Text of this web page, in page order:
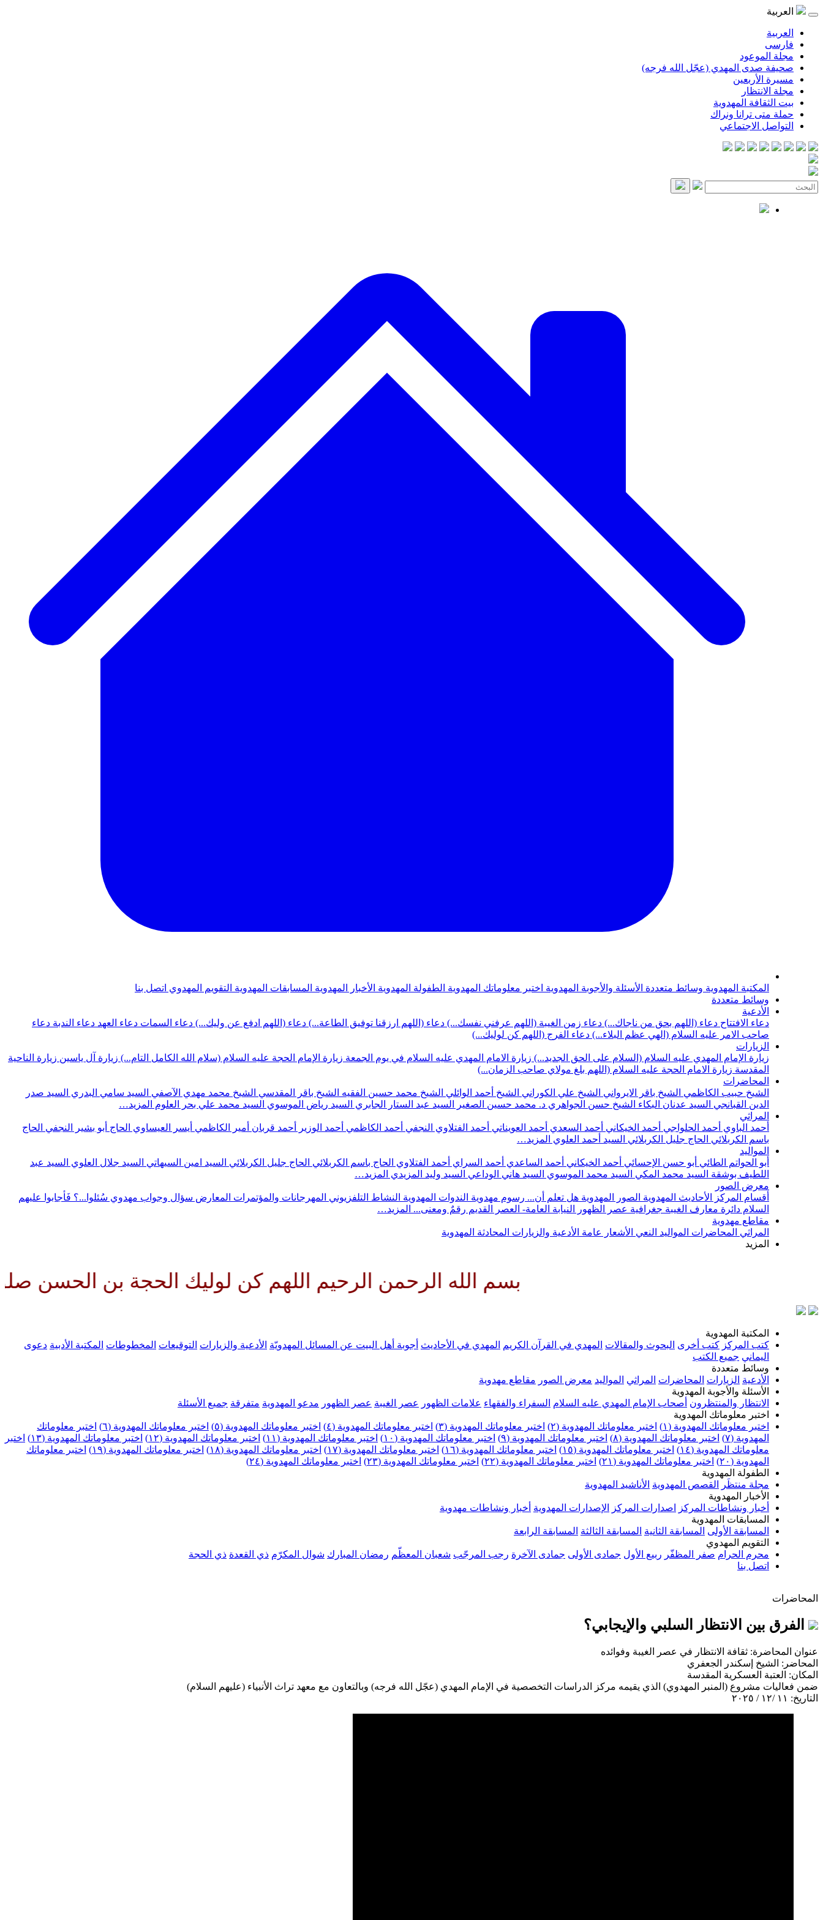
العربية
العربية
فارسی
مجلة الموعود
صحيفة صدى المهدي (عجّل الله فرجه)
مسيرة الأربعين
مجلة الانتظار
بيت الثقافة المهدوية
حملة متى ترانا ونراك
التواصل الاجتماعي
المكتبة المهدوية وسائط متعددة الأسئلة والأجوبة المهدوية اختبر معلوماتك المهدوية الطفولة المهدوية الأخبار المهدوية المسابقات المهدوية التقويم المهدوي اتصل بنا
وسائط متعددة
الأدعية
دعاء الافتتاح دعاء (اللهم بحق من ناجاك...) دعاء زمن الغيبة (اللهم عرفني نفسك...) دعاء (اللهم ارزقنا توفيق الطاعة...) دعاء (اللهم ادفع عن وليك...) دعاء السمات دعاء العهد دعاء الندبة دعاء
صاحب الامر عليه السلام (الهي عظم البلاء...) دعاء الفرج (اللهم كن لوليك...)
الزيارات
زيارة الإمام المهدي عليه السلام (السلام على الحق الجديد...) زيارة الامام المهدي عليه السلام في يوم الجمعة زيارة الإمام الحجة عليه السلام (سلام الله الكامل التام...) زيارة آل ياسين زيارة الناحية
المقدسة زيارة الامام الحجة عليه السلام (اللهم بلغ مولاي صاحب الزمان...)
المحاضرات
الشيخ حبيب الكاظمي الشيخ باقر الايرواني الشيخ علي الكوراني الشيخ أحمد الوائلي الشيخ محمد حسين الفقيه الشيخ باقر المقدسي الشيخ محمد مهدي الآصفي السيد سامي البدري السيد صدر
الدين القبانجي السيد عدنان البكاء الشيخ حسن الجواهري د. محمد حسين الصغير السيد عبد الستار الجابري السيد رياض الموسوي السيد محمد علي بحر العلوم المزيد…
المراثي
أحمد الباوي أحمد الحلواجي أحمد الخيكاني أحمد السعدي أحمد العويناتي أحمد الفتلاوي النجفي أحمد الكاظمي أحمد الوزير أحمد قربان أمير الكاظمي أيسر العيساوي الحاج أبو بشير النجفي الحاج
باسم الكربلائي الحاج جليل الكربلائي السيد أحمد العلوي المزيد…
المواليد
أبو الحواتم الطائي أبو حسن الإحسائي أحمد الخيكاني أحمد الساعدي أحمد السراي أحمد الفتلاوي الحاج باسم الكربلائي الحاج جليل الكربلائي السيد امين السيهاتي السيد جلال العلوي السيد عبد
اللطيف بوشقة السيد محمد المكي السيد محمد الموسوي السيد هاني الوداعي السيد وليد المزيدي المزيد…
معرض الصور
أقسام المركز
الأحاديث المهدوية الصور المهدوية هل تعلم أن... رسوم مهدوية الندوات المهدوية النشاط التلفزيوني المهرجانات والمؤتمرات المعارض سؤال وجواب مهدوي سُئلوا...؟ فَأجابوا عليهم
السلام دائرة معارف الغيبة جغرافية عصر الظهور النيابة العامة- العصر القديم رقمٌ ومعنى... المزيد…
مقاطع مهدوية
المراثي المحاضرات المواليد النعي الأشعار عامة الأدعية والزيارات المحادثة المهدوية
المزيد
بسم الله الرحمن الرحيم اللهم كن لوليك الحجة بن الحسن صلواتك
المكتبة المهدوية
كتب المركز كتب أخرى البحوث والمقالات المهدي في القرآن الكريم المهدي في الأحاديث أجوبة أهل البيت عن المسائل المهدويّة الأدعية والزيارات التوقيعات المخطوطات المكتبة الأدبية دعوى
اليماني جميع الكتب
وسائط متعددة
الأدعية الزيارات المحاضرات المراثي المواليد معرض الصور مقاطع مهدوية
الأسئلة والأجوبة المهدوية
الانتظار والمنتظرون أصحاب الإمام المهدي عليه السلام السفراء والفقهاء علامات الظهور عصر الغيبة عصر الظهور مدعو المهدوية متفرقة جميع الأسئلة
اختبر معلوماتك المهدوية
اختبر معلوماتك المهدوية (١)
اختبر معلوماتك المهدوية (٢) اختبر معلوماتك المهدوية (٣) اختبر معلوماتك المهدوية (٤) اختبر معلوماتك المهدوية (٥) اختبر معلوماتك المهدوية (٦)
اختبر معلوماتك
المهدوية (٧)
اختبر معلوماتك المهدوية (٨) اختبر معلوماتك المهدوية (٩) اختبر معلوماتك المهدوية (١٠) اختبر معلوماتك المهدوية (١١) اختبر معلوماتك المهدوية (١٢) اختبر معلوماتك المهدوية (١٣)
اختبر
معلوماتك المهدوية (١٤)
اختبر معلوماتك المهدوية (١٥) اختبر معلوماتك المهدوية (١٦) اختبر معلوماتك المهدوية (١٧) اختبر معلوماتك المهدوية (١٨) اختبر معلوماتك المهدوية (١٩)
اختبر معلوماتك
المهدوية (٢٠)
اختبر معلوماتك المهدوية (٢١) اختبر معلوماتك المهدوية (٢٢) اختبر معلوماتك المهدوية (٢٣)
اختبر معلوماتك المهدوية (٢٤)
الطفولة المهدوية
مجلة منتظَر
القصص المهدوية الأناشيد المهدوية
الأخبار المهدوية
أخبار ونشاطات المركز
اصدارات المركز الإصدارات المهدوية أخبار ونشاطات مهدوية
المسابقات المهدوية
المسابقة الأولى المسابقة الثانية المسابقة الثالثة المسابقة الرابعة
التقويم المهدوي
محرم الحرام صفر المظفّر ربيع الأول جمادى الأولى جمادى الآخرة رجب المرجّب شعبان المعظّم رمضان المبارك شوال المكرّم ذي القعدة ذي الحجة
اتصل بنا
المحاضرات
الفرق بين الانتظار السلبي والإيجابي؟
عنوان المحاضرة: ثقافة الانتظار في عصر الغيبة وفوائده
المحاضر: الشيخ إسكندر الجعفري
المكان: العتبة العسكرية المقدسة
ضمن فعاليات مشروع (المنبر المهدوي) الذي يقيمه مركز الدراسات التخصصية في الإمام المهدي (عجّل الله فرجه) وبالتعاون مع معهد تراث الأنبياء (عليهم السلام)
التاريخ: ١١ /١٢ / ٢٠٢٥